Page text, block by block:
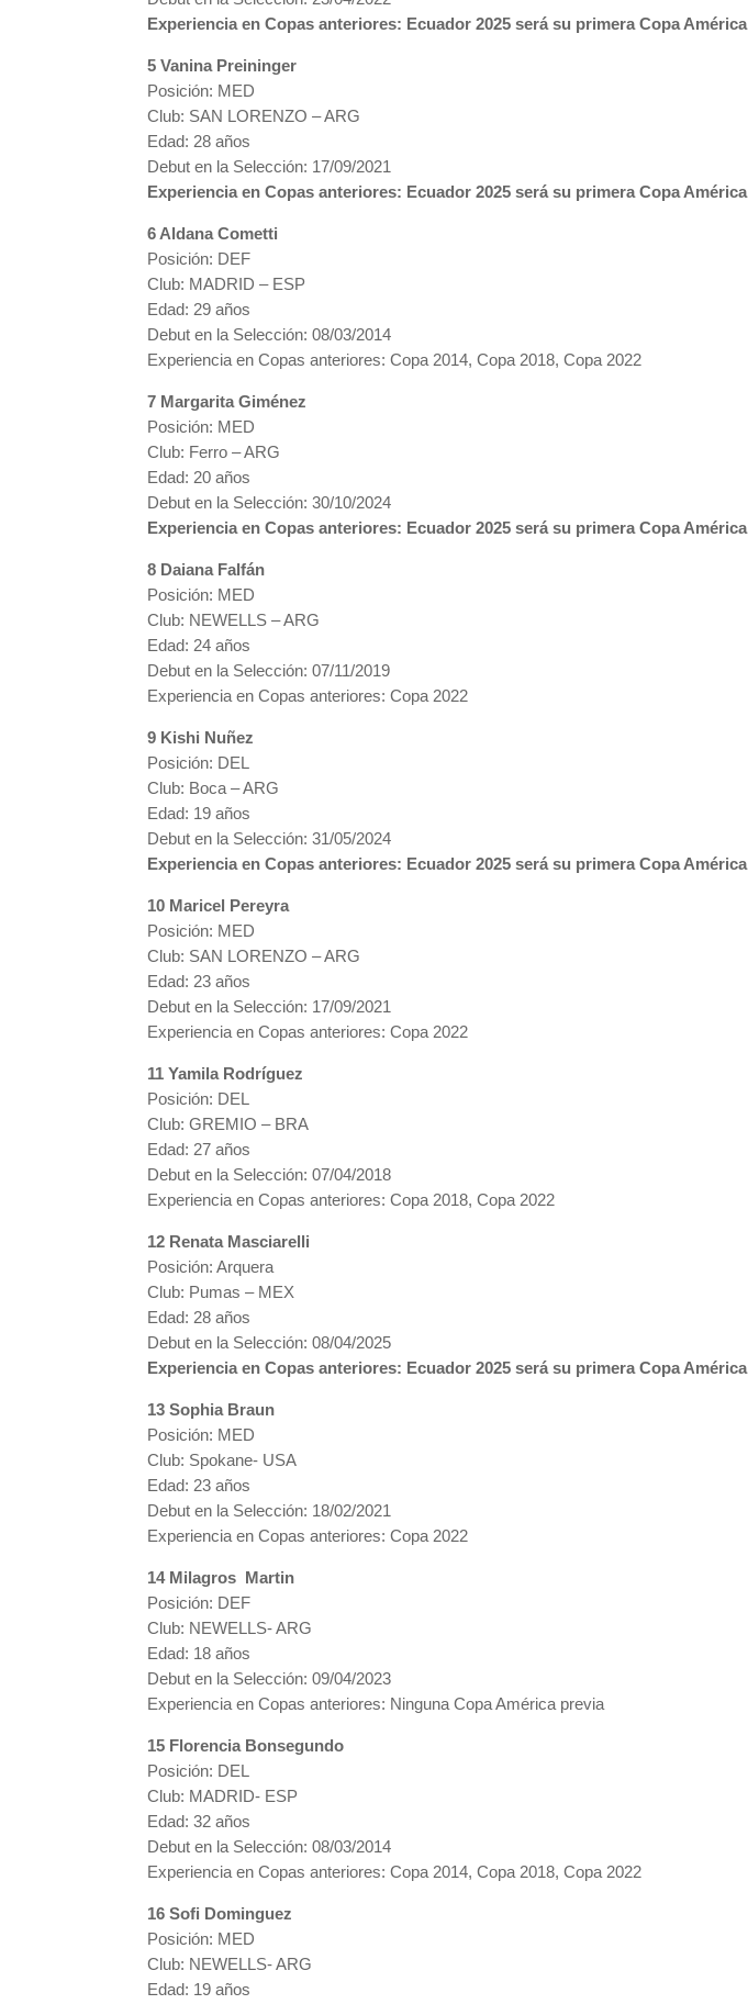
Experiencia en Copas anteriores: Ecuador 2025 será su primera Copa América
5 Vanina Preininger
Posición: MED
Club: SAN LORENZO – ARG
Edad: 28 años
Debut en la Selección: 17/09/2021
Experiencia en Copas anteriores: Ecuador 2025 será su primera Copa América
6 Aldana Cometti
Posición: DEF
Club: MADRID – ESP
Edad: 29 años
Debut en la Selección: 08/03/2014
Experiencia en Copas anteriores: Copa 2014, Copa 2018, Copa 2022
7 Margarita Giménez
Posición: MED
Club: Ferro – ARG
Edad: 20 años
Debut en la Selección: 30/10/2024
Experiencia en Copas anteriores: Ecuador 2025 será su primera Copa América
8 Daiana Falfán
Posición: MED
Club: NEWELLS – ARG
Edad: 24 años
Debut en la Selección: 07/11/2019
Experiencia en Copas anteriores: Copa 2022
9 Kishi Nuñez
Posición: DEL
Club: Boca – ARG
Edad: 19 años
Debut en la Selección: 31/05/2024
Experiencia en Copas anteriores: Ecuador 2025 será su primera Copa América
10 Maricel Pereyra
Posición: MED
Club: SAN LORENZO – ARG
Edad: 23 años
Debut en la Selección: 17/09/2021
Experiencia en Copas anteriores: Copa 2022
11 Yamila Rodríguez
Posición: DEL
Club: GREMIO – BRA
Edad: 27 años
Debut en la Selección: 07/04/2018
Experiencia en Copas anteriores: Copa 2018, Copa 2022
12 Renata Masciarelli
Posición: Arquera
Club: Pumas – MEX
Edad: 28 años
Debut en la Selección: 08/04/2025
Experiencia en Copas anteriores: Ecuador 2025 será su primera Copa América
13 Sophia Braun
Posición: MED
Club: Spokane- USA
Edad: 23 años
Debut en la Selección: 18/02/2021
Experiencia en Copas anteriores: Copa 2022
14 Milagros Martin
Posición: DEF
Club: NEWELLS- ARG
Edad: 18 años
Debut en la Selección: 09/04/2023
Experiencia en Copas anteriores: Ninguna Copa América previa
15 Florencia Bonsegundo
Posición: DEL
Club: MADRID- ESP
Edad: 32 años
Debut en la Selección: 08/03/2014
Experiencia en Copas anteriores: Copa 2014, Copa 2018, Copa 2022
16 Sofi Dominguez
Posición: MED
Club: NEWELLS- ARG
Edad: 19 años